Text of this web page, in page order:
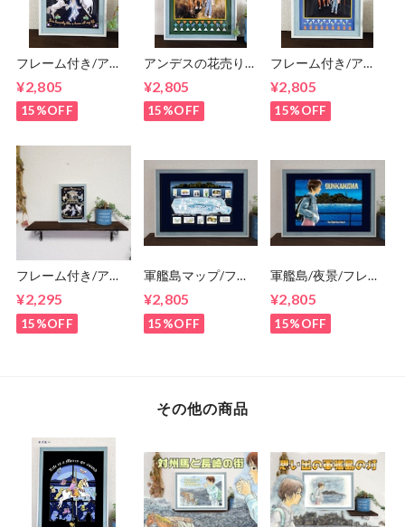
フレーム付き/アー
まプレゼントに/す
ぐ飾れる/人生は回
転木馬/A4/馬/メリ
ーセル
¥2,805
15%OFF
アンデスの花売り
ートポスター/その
ままプレゼントに/
すぐ飾れる/A4
¥2,805
15%OFF
フレーム付き/アー
まプレゼントに/す
ぐ飾れる/長崎の花
売り馬/A4
¥2,805
15%OFF
フレーム付き/アー
まプレゼントに/す
ぐ飾れる/人生は回
転木馬/2L/馬/メリ
¥2,295
15%OFF
軍艦島マップ/フレ
スター/プレゼント
に/すぐ飾れる/A4/
端島/棟番号/長崎
¥2,805
15%OFF
軍艦島/夜景/フレー
のままプレゼント
に/すぐ飾れる/A4/
端島/三菱端島炭鉱/
¥2,805
15%OFF
その他の商品